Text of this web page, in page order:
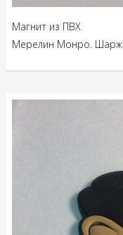
Магнит из ПВХ
Мерелин Монро. Шарж.